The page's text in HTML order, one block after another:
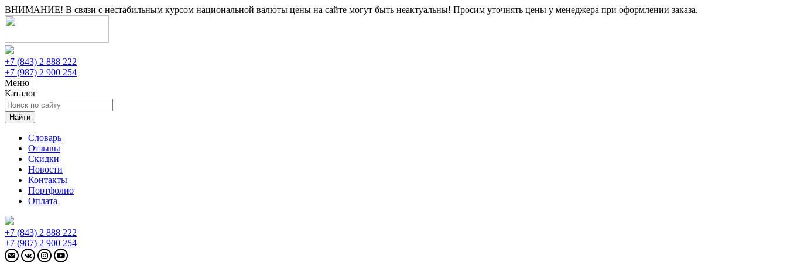
ВНИМАНИЕ! В связи с нестабильным курсом национальной валюты цены на сайте могут быть неактуальны! Просим уточнять цены у менеджера при оформлении заказа.
+7 (843) 2 888 222
+7 (987) 2 900 254
Меню
Каталог
Найти
Словарь
Отзывы
Скидки
Новости
Контакты
Портфолио
Оплата
+7 (843) 2 888 222
+7 (987) 2 900 254